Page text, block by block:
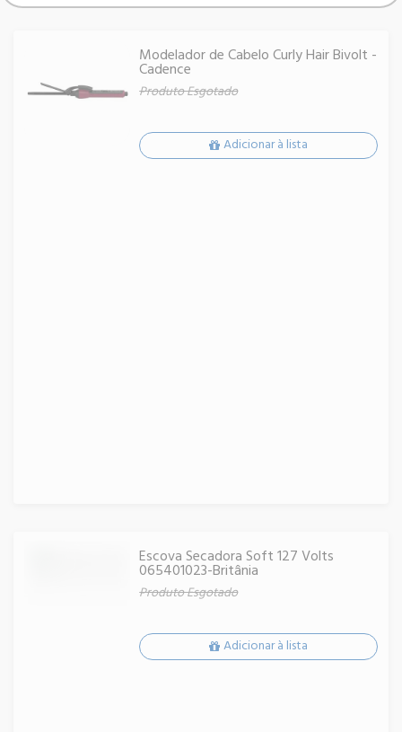
Modelador de Cabelo Curly Hair Bivolt -
Cadence
Produto Esgotado
Adicionar à lista
Escova Secadora Soft 127 Volts
065401023-Britânia
Produto Esgotado
Adicionar à lista